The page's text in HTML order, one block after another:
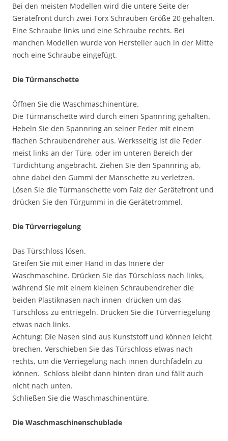
Bei den meisten Modellen wird die untere Seite der
Gerätefront durch zwei Torx Schrauben Größe 20 gehalten.
Eine Schraube links und eine Schraube rechts. Bei
manchen Modellen wurde von Hersteller auch in der Mitte
noch eine Schraube eingefügt.
Die Türmanschette
Öffnen Sie die Waschmaschinentüre.
Die Türmanschette wird durch einen Spannring gehalten.
Hebeln Sie den Spannring an seiner Feder mit einem
flachen Schraubendreher aus. Werksseitig ist die Feder
meist links an der Türe, oder im unteren Bereich der
Türdichtung angebracht. Ziehen Sie den Spannring ab,
ohne dabei den Gummi der Manschette zu verletzen.
Lösen Sie die Türmanschette vom Falz der Gerätefront und
drücken Sie den Türgummi in die Gerätetrommel.
Die Türverriegelung
Das Türschloss lösen.
Greifen Sie mit einer Hand in das Innere der
Waschmaschine. Drücken Sie das Türschloss nach links,
während Sie mit einem kleinen Schraubendreher die
beiden Plastiknasen nach innen drücken um das
Türschloss zu entriegeln. Drücken Sie die Türverriegelung
etwas nach links.
Achtung: Die Nasen sind aus Kunststoff und können leicht
brechen. Verschieben Sie das Türschloss etwas nach
rechts, um die Verriegelung nach innen durchfädeln zu
können. Schloss bleibt dann hinten dran und fällt auch
nicht nach unten.
Schließen Sie die Waschmaschinentüre.
Die Waschmaschinenschublade